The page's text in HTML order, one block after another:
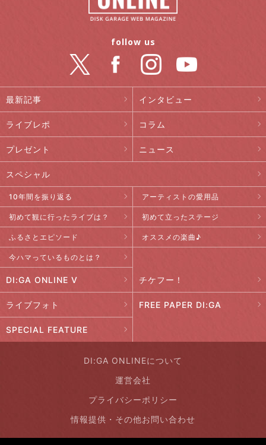
最新記事 インタビュー
ライブレポ コラム
プレゼント ニュース
スペシャル
10年間を振り返る アーティストの愛用品
初めて観に行ったライブは？ 初めて立ったステージ
ふるさとエピソード オススメの楽曲♪
今ハマっているものとは？
DI:GA ONLINE V チケフー！
ライブフォト FREE PAPER DI:GA
SPECIAL FEATURE
follow us
DI:GA ONLINEについて
運営会社
プライバシーポリシー
情報提供・その他お問い合わせ